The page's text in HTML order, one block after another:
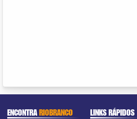
ENCONTRARIOBRANCO LINKS RÁPIDOS